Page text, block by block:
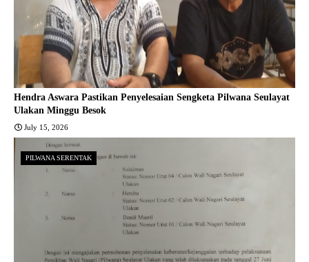
Hendra Aswara Pastikan Penyelesaian Sengketa Pilwana Seulayat
Ulakan Minggu Besok
July 15, 2026
PILWANA SERENTAK